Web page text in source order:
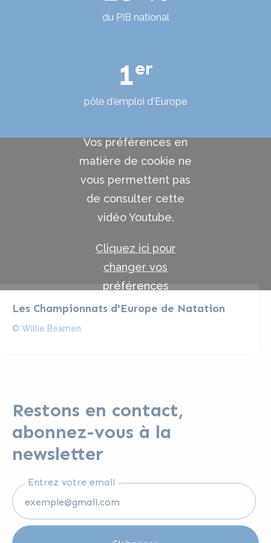
du PIB national
1er
pôle d'emploi d'Europe
Vos préférences en
matière de cookie ne
vous permettent pas
de consulter cette
vidéo Youtube.
Cliquez ici pour
changer vos
préférences
Les Championnats d'Europe de Natation
© Willie Beamen
Restons en contact,
abonnez-vous à la
newsletter
Entrez votre email